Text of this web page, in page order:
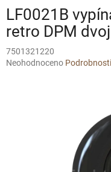
LF0021B
retro DPM
7501321220
Průměrné
Neohodnoceno